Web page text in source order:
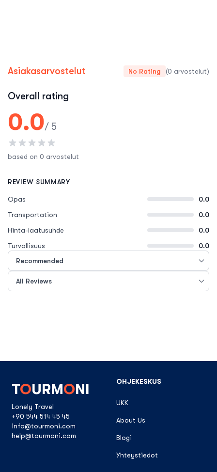
Asiakasarvostelut No Rating (0 arvostelut)
Overall rating
0.0/ 5
based on 0 arvostelut
REVIEW SUMMARY
Opas
0.0
Transportation
0.0
Hinta-laatusuhde
0.0
Turvallisuus
0.0
TOURMONI
Lonely Travel
+90 544 514 45 45
info@tourmoni.com
help@tourmoni.com
OHJEKESKUS
UKK
About Us
Blogi
Yhteystiedot